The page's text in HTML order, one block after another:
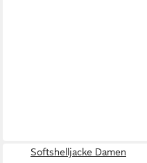
Softshelljacke Damen